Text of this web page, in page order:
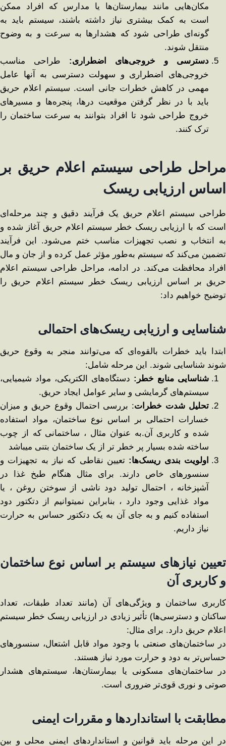
مکان‌هایی مانند بیمارستان‌ها یا مدارس که افراد ممکن
است به کمک بیشتری نیاز داشته باشند، سیستم باید به
‌گونه‌ای طراحی شود که هشدارها به ‌سرعت و به ‌وضوح
منتقل شوند.
دسترسی و خروجی‌های اضطراری: طراحی مناسب
خروجی‌های اضطراری و سهولت دسترسی به آنها عامل
مهمی در کاهش خطرات جانی است. سیستم اعلام حریق
باید با در نظر گرفتن موقعیت درها، پنجره‌ها و مسیرهای
خروج طراحی شود تا افراد بتوانند به ‌سرعت ساختمان را
ترک کنند.
مراحل طراحی سیستم اعلام حریق بر
اساس ارزیابی ریسک
طراحی سیستم اعلام حریق یک فرآیند دقیق و چند مرحله‌ای
است که با ارزیابی ریسک خطر سیستم اعلام حریق آغاز شده و
به انتخاب و نصب تجهیزات مناسب ختم می‌شود. این فرآیند
تضمین می‌کند که سیستم به‌طور مؤثر عمل کرده و از جان و مال
افراد محافظت می‌کند. در ادامه، مراحل طراحی سیستم اعلام
حریق بر اساس ارزیابی ریسک خطر سیستم اعلام حریق را
توضیح خواهیم داد:
شناسایی و ارزیابی ریسک‌های احتمالی
ابتدا باید خطرات بالقوه‌ای که می‌توانند منجر به وقوع حریق
شوند شناسایی شوند. این مرحله شامل:
شناسایی منابع خطر : دستگاه‌های الکتریکی، مواد شیمیایی،
سیستم‌های گرمایشی و سایر عوامل ایجاد حریق.
تحلیل شدت خطرات: بررسی احتمال وقوع حریق و میزان
خسارات احتمالی بر اساس نوع ساختمان، مواد استفاده
شده و کاربری آن.به عنوان مثال ، ساختمانی که از چوب
ساخته شده بسیار پر خطر تر از یک ساختمان بتنی میباشد
اولویت ‌بندی ریسک‌ها: تعیین نقاطی که نیاز به تجهیزات و
سنسورهای خاص دارند. برای مثال هنگام طبخ غذا در
آشپزخانه ، احتمال تولید دود ناشی از سوختن روغن ، یا
مواد غذایی وجود دارد ، بنابراین نمیتوانیم از دتکتور دود
استفاده کنیم و به جای آن به یک دتکتور حساس به حرارت
نیاز داریم.
تعیین نیازهای سیستم بر اساس نوع ساختمان
و کاربری آن
کاربری ساختمان و ویژگی‌های آن (مانند تعداد طبقات، تعداد
ساکنان و دسترسی‌ها) تأثیر زیادی در ارزیابی ریسک خطر سیستم
اعلام حریق دارد. برای مثال:
در ساختمان‌های صنعتی با وجود مواد قابل اشتعال، سنسورهای
حساس‌تر به دود و حرارت مورد نیاز هستند.
در ساختمان‌های مسکونی یا بیمارستان‌ها، سیستم‌های هشدار
صوتی و نوری قوی‌تر ضروری است.
مطابقت با استانداردها و مقررات ایمنی
در این مرحله باید قوانین و استانداردهای ایمنی محلی و بین